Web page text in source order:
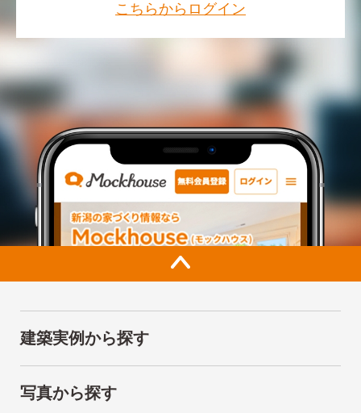
こちらからログイン
建築実例から探す
写真から探す